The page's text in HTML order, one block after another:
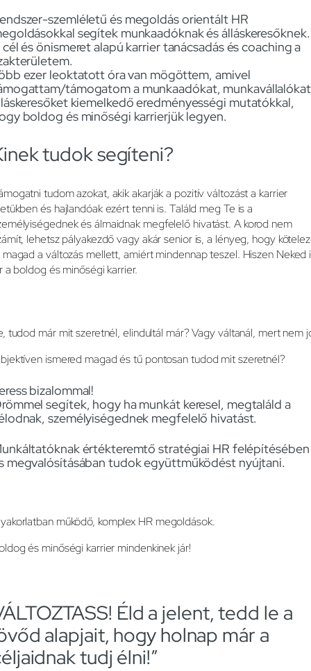
szemléletű és megoldás orientált HR
segítek munkaadóknak és álláskeresőknek.
és önismeret alapú karrier tanácsadás és coaching a
ezer leoktatott óra van mögöttem, amivel
támogatom a munkaadókat,
kiemelkedő eredményességi mutatókkal,
boldog és minőségi karrierjük legyen.
tudok segíteni?
tudom azokat, akik akarják a pozitív változást a karrier
és hajlandóak ezért tenni is. Találd meg Te is a
és álmaidnak megfelelő hivatást. A korod nem
lehetsz pályakezdő vagy akár senior is, a lényeg, hogy
a változás mellett, amiért mindennap teszel. Hiszen Neked
a boldog és minőségi karrier.
tudod már mit szeretnél, elindultál már? Vagy váltanál, mert nem
ismered magad és tű pontosan tudod mit szeretnél?
bizalommal!
segítek, hogy ha munkát keresel, megtaláld a
személyiségednek megfelelő hivatást.
értékteremtő stratégiai HR felépítésében
megvalósításában tudok együttműködést nyújtani.
működő, komplex HR megoldások.
és minőségi karrier mindenkinek jár!
Éld a jelent, tedd le a
alapjait, hogy holnap már a
tudj élni!”